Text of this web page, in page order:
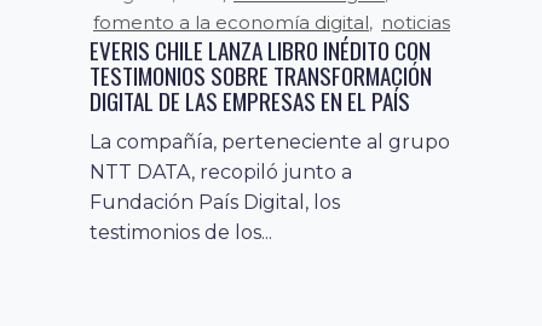
fomento a la economía digital, noticias
EVERIS CHILE LANZA LIBRO INÉDITO CON
TESTIMONIOS SOBRE TRANSFORMACIÓN
DIGITAL DE LAS EMPRESAS EN EL PAÍS
La compañía, perteneciente al grupo
NTT DATA, recopiló junto a
Fundación País Digital, los
testimonios de los...
Banco Interamericano de...